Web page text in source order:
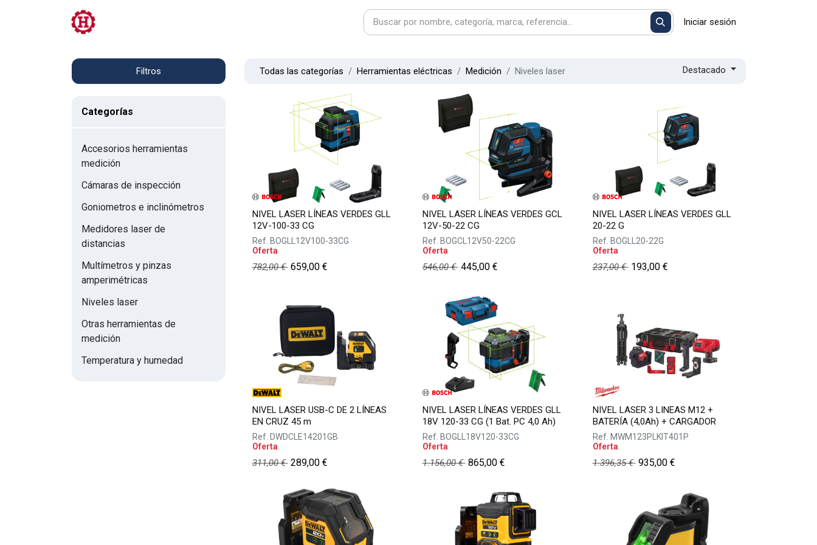
Iniciar sesión
Filtros
Categorías
Accesorios herramientas
medición
Cámaras de inspección
Goniometros e inclinómetros
Medidores laser de
distancias
Multímetros y pinzas
amperimétricas
Niveles laser
Otras herramientas de
medición
Temperatura y humedad
Todas las categorías Herramientas eléctricas Medición Niveles laser Destacado
NIVEL LASER LÍNEAS VERDES GLL
12V-100-33 CG
Ref. BOGLL12V100-33CG
Oferta
782,00€ 659,00€
NIVEL LASER LÍNEAS VERDES GCL
12V-50-22 CG
Ref. BOGCL12V50-22CG
Oferta
546,00€ 445,00€
NIVEL LASER LÍNEAS VERDES GLL
20-22 G
Ref. BOGLL20-22G
Oferta
237,00€ 193,00€
NIVEL LASER USB-C DE 2 LÍNEAS
EN CRUZ 45 m
Ref. DWDCLE14201GB
Oferta
311,00€ 289,00€
NIVEL LASER LÍNEAS VERDES GLL
18V 120-33 CG (1 Bat. PC 4,0 Ah)
Ref. BOGLL18V120-33CG
Oferta
1.156,00€ 865,00€
NIVEL LASER 3 LINEAS M12 +
BATERÍA (4,0Ah) + CARGADOR
Ref. MWM123PLKIT401P
Oferta
1.396,35€ 935,00€